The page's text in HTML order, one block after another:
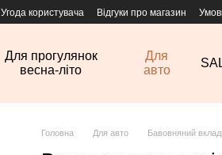
Угода користувача Відгуки про магазин
Для прогулянок
весна-літо
Для
авто
Головна Для авто Бавовняний